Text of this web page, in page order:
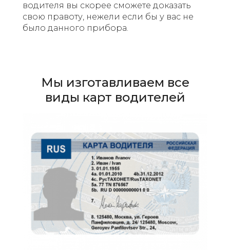
водителя вы скорее сможете доказать
свою правоту, нежели если бы у вас не
было данного прибора.
Мы изготавливаем все
виды карт водителей